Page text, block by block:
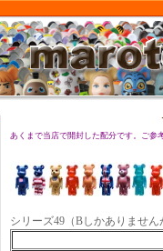
あくまで当店で開封した配分です。ご参
シリーズ49（Bしかありませ